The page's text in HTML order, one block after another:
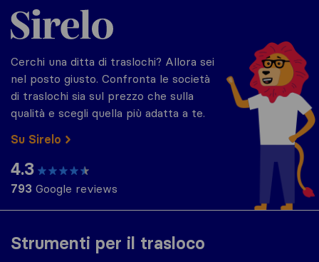
Strumenti per il trasloco
Sirelo.it
Cerchi una ditta di traslochi? Allora sei
nel posto giusto. Confronta le società
di traslochi sia sul prezzo che sulla
qualità e scegli quella più adatta a te.
Su Sirelo
4.3
793 Google reviews